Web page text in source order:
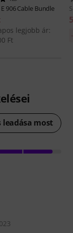
E 906 Cable Bundle
legjobb ár:
Ft
leadása most